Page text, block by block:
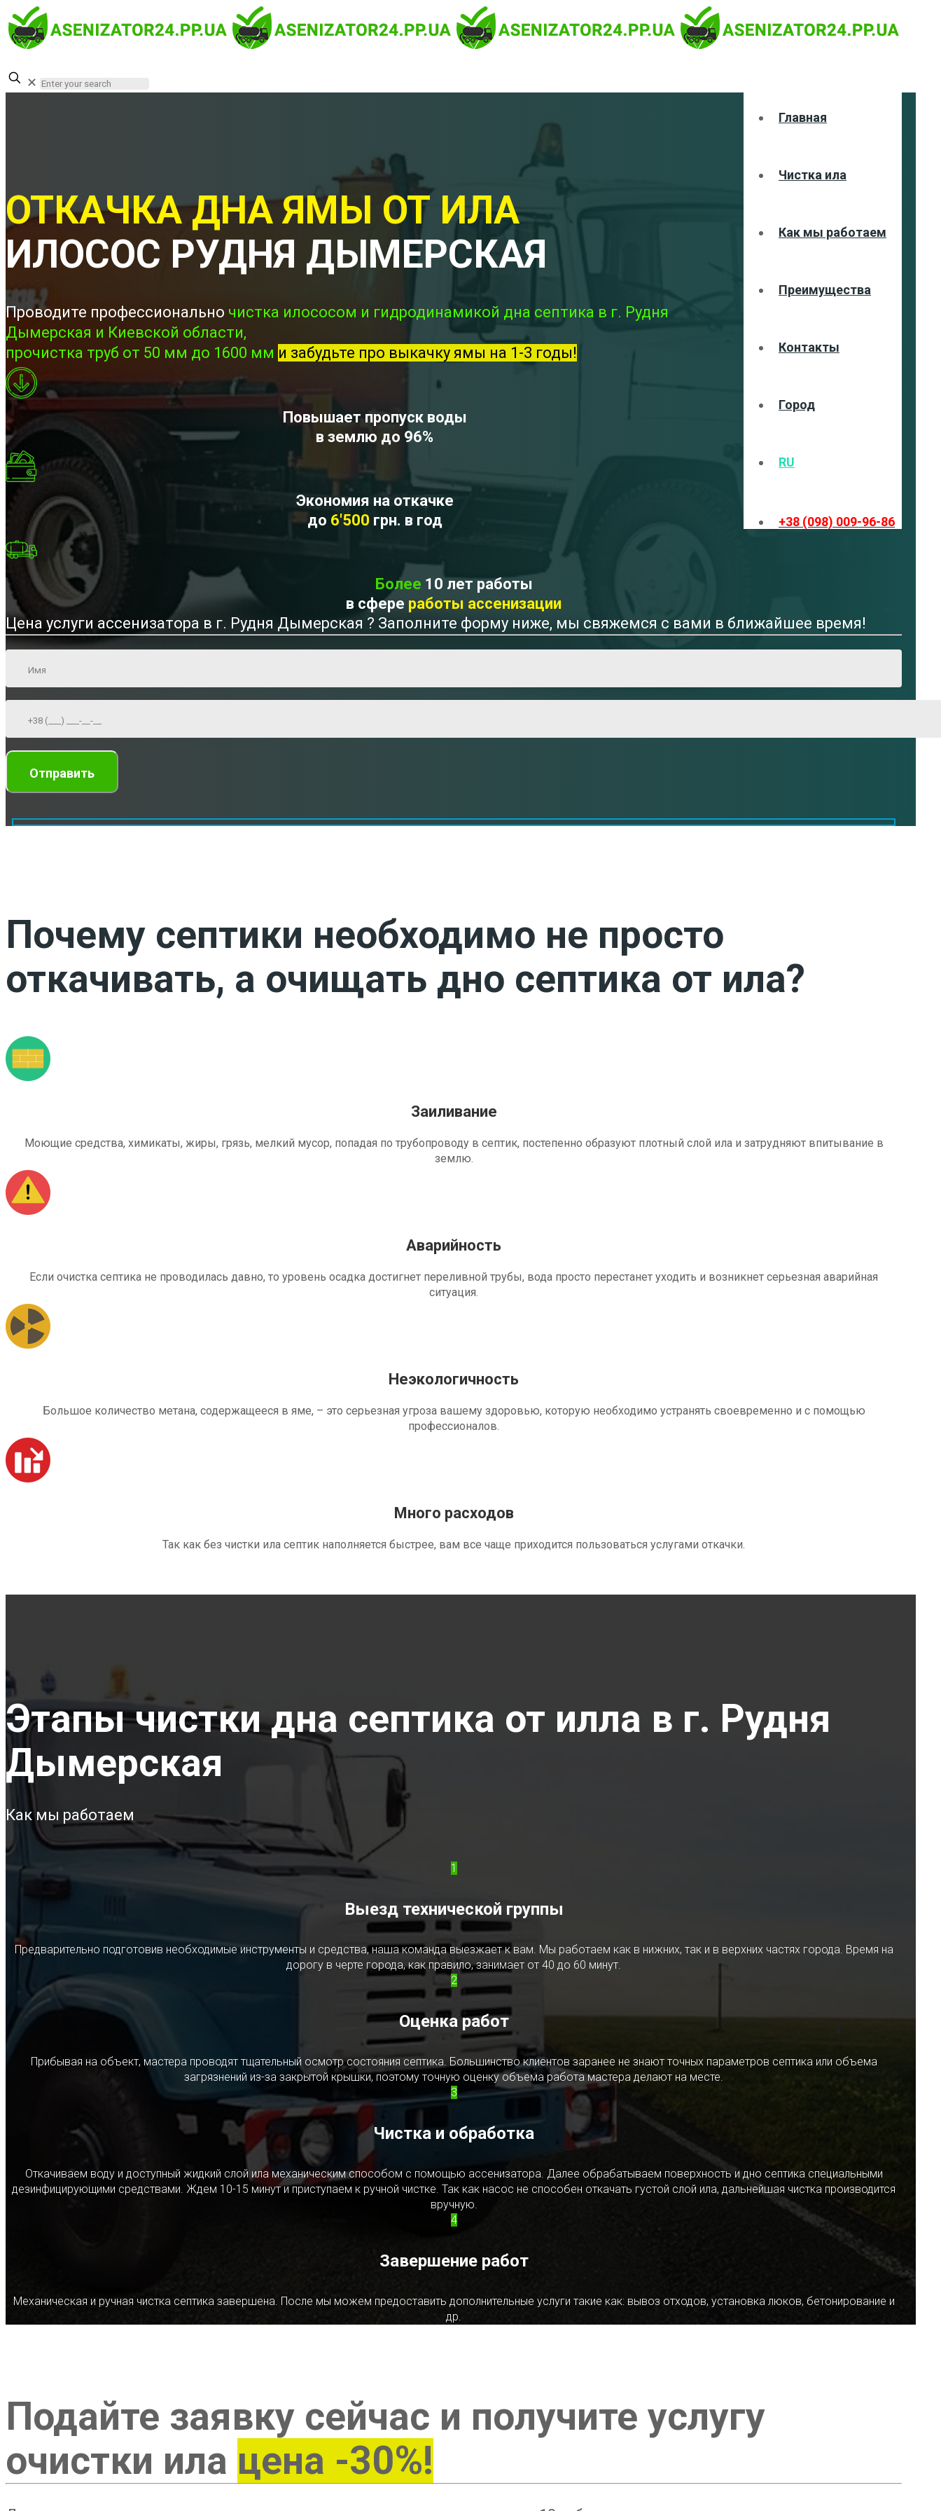
Главная
Чистка ила
Как мы работаем
Преимущества
Контакты
Город
RU
+38 (098) 009-96-86
✕
ОТКАЧКА ДНА ЯМЫ ОТ ИЛА
ИЛОСОС РУДНЯ ДЫМЕРСКАЯ
Проводите профессионально чистка илососом и гидродинамикой дна септика в г. Рудня
Дымерская и Киевской области,
прочистка труб от 50 мм до 1600 мм и забудьте про выкачку ямы на 1-3 годы!
Повышает пропуск воды
в землю до 96%
Экономия на откачке
до 6'500 грн. в год
Более 10 лет работы
в сфере работы ассенизации
Цена услуги ассенизатора в г. Рудня Дымерская ? Заполните форму ниже, мы свяжемся с вами в ближайшее время!
Почему септики необходимо не просто
откачивать, а очищать дно септика от ила?
Заиливание
Моющие средства, химикаты, жиры, грязь, мелкий мусор, попадая по трубопроводу в септик, постепенно образуют плотный слой ила и затрудняют впитывание в
землю.
Аварийность
Если очистка септика не проводилась давно, то уровень осадка достигнет переливной трубы, вода просто перестанет уходить и возникнет серьезная аварийная
ситуация.
Неэкологичность
Большое количество метана, содержащееся в яме, – это серьезная угроза вашему здоровью, которую необходимо устранять своевременно и с помощью
профессионалов.
Много расходов
Так как без чистки ила септик наполняется быстрее, вам все чаще приходится пользоваться услугами откачки.
Этапы чистки дна септика от илла в г. Рудня
Дымерская
Как мы работаем
1
Выезд технической группы
Предварительно подготовив необходимые инструменты и средства, наша команда выезжает к вам. Мы работаем как в нижних, так и в верхних частях города. Время на
дорогу в черте города, как правило, занимает от 40 до 60 минут.
2
Оценка работ
Прибывая на объект, мастера проводят тщательный осмотр состояния септика. Большинство клиентов заранее не знают точных параметров септика или объема
загрязнений из-за закрытой крышки, поэтому точную оценку объема работа мастера делают на месте.
3
Чистка и обработка
Откачиваем воду и доступный жидкий слой ила механическим способом с помощью ассенизатора. Далее обрабатываем поверхность и дно септика специальными
дезинфицирующими средствами. Ждем 10-15 минут и приступаем к ручной чистке. Так как насос не способен откачать густой слой ила, дальнейшая чистка производится
вручную.
4
Завершение работ
Механическая и ручная чистка септика завершена. После мы можем предоставить дополнительные услуги такие как: вывоз отходов, установка люков, бетонирование и
др.
Подайте заявку сейчас и получите услугу
очистки ила цена -30%!